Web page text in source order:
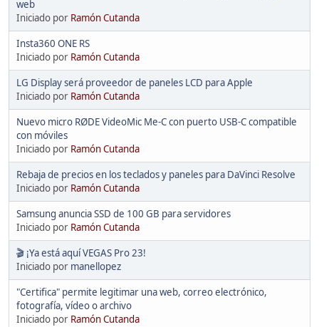
web
Iniciado por Ramón Cutanda
Insta360 ONE RS
Iniciado por Ramón Cutanda
LG Display será proveedor de paneles LCD para Apple
Iniciado por Ramón Cutanda
Nuevo micro RØDE VideoMic Me-C con puerto USB-C compatible
con móviles
Iniciado por Ramón Cutanda
Rebaja de precios en los teclados y paneles para DaVinci Resolve
Iniciado por Ramón Cutanda
Samsung anuncia SSD de 100 GB para servidores
Iniciado por Ramón Cutanda
🎬 ¡Ya está aquí VEGAS Pro 23!
Iniciado por manellopez
"Certifica" permite legitimar una web, correo electrónico,
fotografía, vídeo o archivo
Iniciado por Ramón Cutanda